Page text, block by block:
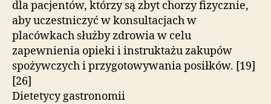
dla pacjentów, którzy są zbyt chorzy fizycznie,
aby uczestniczyć w konsultacjach w
placówkach służby zdrowia w celu
zapewnienia opieki i instruktażu zakupów
spożywczych i przygotowywania posiłków. [19]
[26]
Dietetycy gastronomii